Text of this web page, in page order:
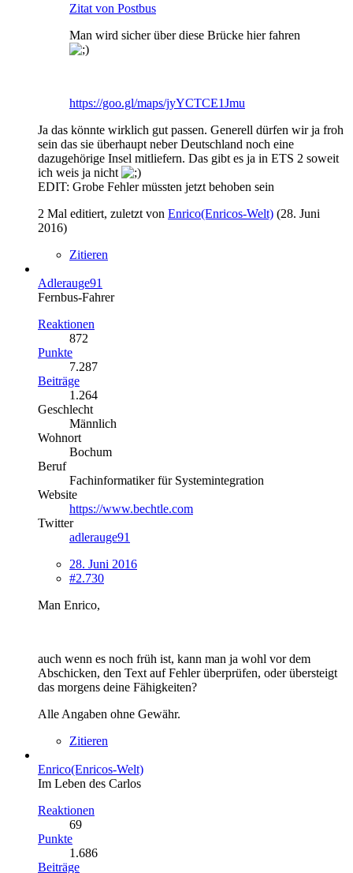
Zitat von Postbus
Man wird sicher über diese Brücke hier fahren
https://goo.gl/maps/jyYCTCE1Jmu
Ja das könnte wirklich gut passen. Generell dürfen wir ja froh
sein das sie überhaupt neber Deutschland noch eine
dazugehörige Insel mitliefern. Das gibt es ja in ETS 2 soweit
ich weis ja nicht
EDIT: Grobe Fehler müssten jetzt behoben sein
2 Mal editiert, zuletzt von Enrico(Enricos-Welt) (28. Juni
2016)
Zitieren
Adlerauge91
Fernbus-Fahrer
Reaktionen
872
Punkte
7.287
Beiträge
1.264
Geschlecht
Männlich
Wohnort
Bochum
Beruf
Fachinformatiker für Systemintegration
Website
https://www.bechtle.com
Twitter
adlerauge91
28. Juni 2016
#2.730
Man Enrico,
auch wenn es noch früh ist, kann man ja wohl vor dem
Abschicken, den Text auf Fehler überprüfen, oder übersteigt
das morgens deine Fähigkeiten?
Alle Angaben ohne Gewähr.
Zitieren
Enrico(Enricos-Welt)
Im Leben des Carlos
Reaktionen
69
Punkte
1.686
Beiträge